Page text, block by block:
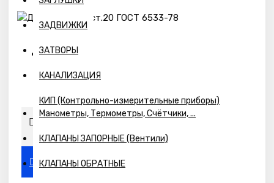
ЗАДВИЖКИ
ЗАТВОРЫ
КАНАЛИЗАЦИЯ
КИП (Контрольно-измерительные приборы)
Манометры, Термометры, Счётчики, ...
КЛАПАНЫ ЗАПОРНЫЕ (Вентили)
КЛАПАНЫ ОБРАТНЫЕ
Предзаказ